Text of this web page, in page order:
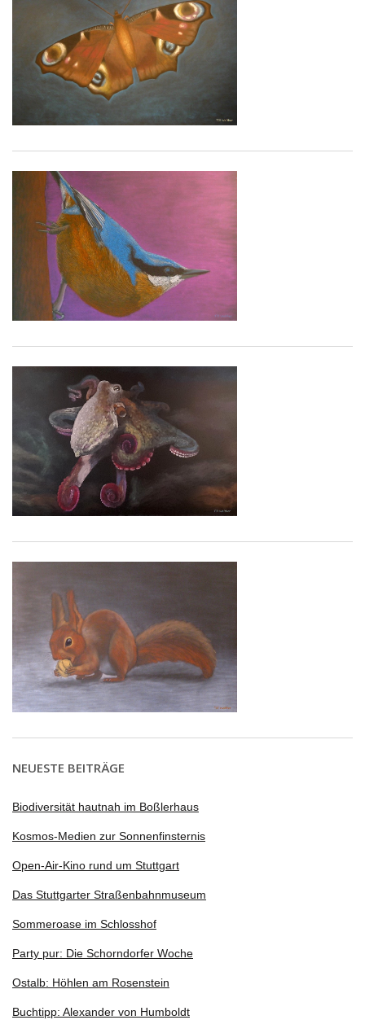
NEUESTE BEITRÄGE
Biodiversität hautnah im Boßlerhaus
Kosmos-Medien zur Sonnenfinsternis
Open-Air-Kino rund um Stuttgart
Das Stuttgarter Straßenbahnmuseum
Sommeroase im Schlosshof
Party pur: Die Schorndorfer Woche
Ostalb: Höhlen am Rosenstein
Buchtipp: Alexander von Humboldt